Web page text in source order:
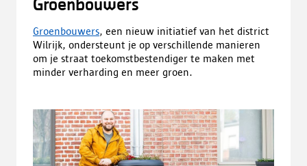
Groenbouwers
Groenbouwers, een nieuw initiatief van het district
Wilrijk, ondersteunt je op verschillende manieren
om je straat toekomstbestendiger te maken met
minder verharding en meer groen.